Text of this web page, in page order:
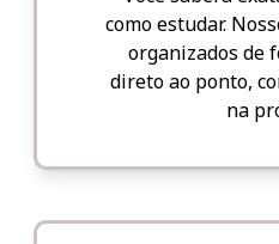
como estudar.
organizados de
direto ao ponto,
na